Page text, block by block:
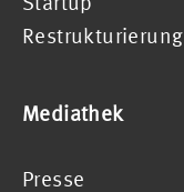
Restrukturierung
Mediathek
Presse